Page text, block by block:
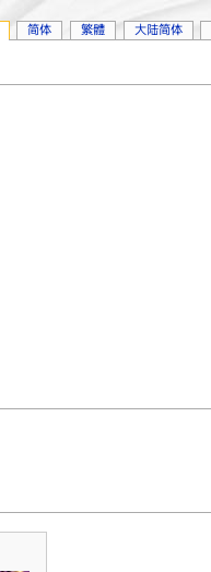
简体 繁體 大陆简体